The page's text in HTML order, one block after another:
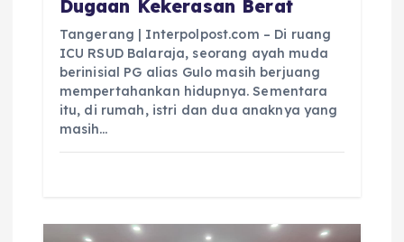
Dugaan Kekerasan Berat
Tangerang | Interpolpost.com – Di ruang
ICU RSUD Balaraja, seorang ayah muda
berinisial PG alias Gulo masih berjuang
mempertahankan hidupnya. Sementara
itu, di rumah, istri dan dua anaknya yang
masih…